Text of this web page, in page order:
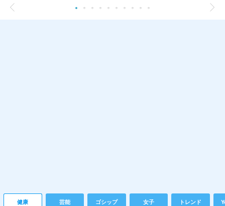
健康 芸能 ゴシップ 女子 トレンド